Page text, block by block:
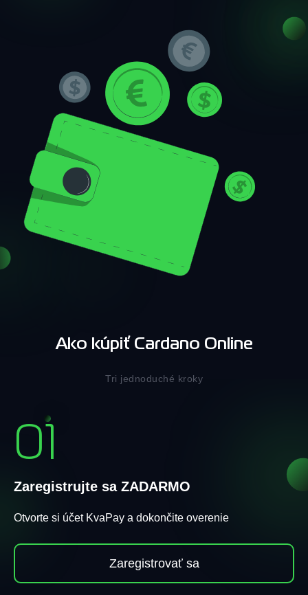
Ako kúpiť Cardano Online
Tri jednoduché kroky
01
Zaregistrujte sa ZADARMO
Otvorte si účet KvaPay a dokončite overenie
Zaregistrovať sa